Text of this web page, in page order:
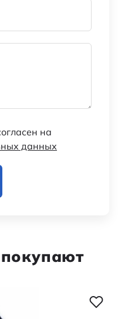
на
данных